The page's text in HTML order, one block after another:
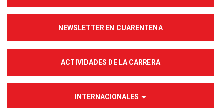
NEWSLETTER EN CUARENTENA
ACTIVIDADES DE LA CARRERA
INTERNACIONALES